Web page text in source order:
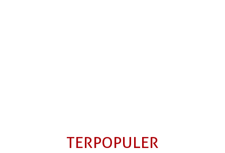
TERPOPULER